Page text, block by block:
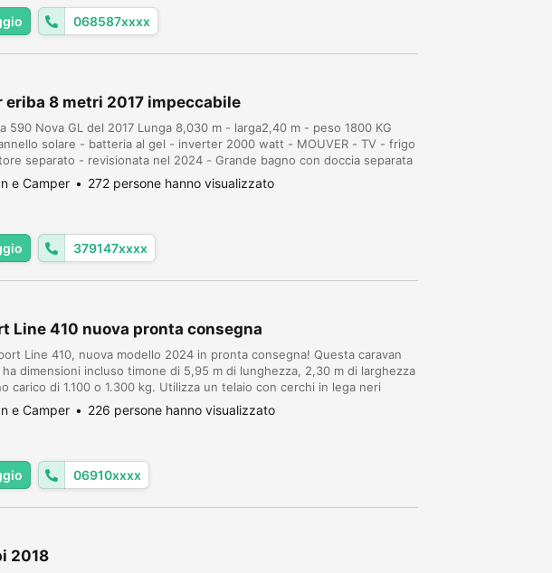
068587xxxx
eriba 8 metri 2017 impeccabile
590 Nova GL del 2017 Lunga 8,030 m - larga2,40 m - peso 1800 KG
solare - batteria al gel - inverter 2000 watt - MOUVER - TV - frigo
separato - revisionata nel 2024 - Grande bagno con doccia separata
ma soprattutto usata pochissimo - tappezzeria e mobilio come nuovi -
e Camper 272 persone hanno visualizzato
379147xxxx
Line 410 nuova pronta consegna
Line 410, nuova modello 2024 in pronta consegna! Questa caravan
dimensioni incluso timone di 5,95 m di lunghezza, 2,30 m di larghezza
carico di 1.100 o 1.300 kg. Utilizza un telaio con cerchi in lega neri
posti letto. La configurazione interna prevede un letto matrim...
e Camper 226 persone hanno visualizzato
06910xxxx
2018